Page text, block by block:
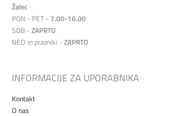
Žalec
PON - PET - 7.00-16.00
SOB -ZAPRTO
NED in prazniki -ZAPRTO
INFORMACIJE ZA UPORABNIKA
Kontakt
O nas